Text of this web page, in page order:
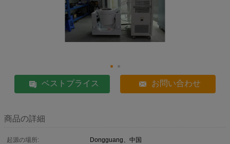
ベストプライス お問い合わせ
商品の詳細
起源の場所:
Dongguang、中国